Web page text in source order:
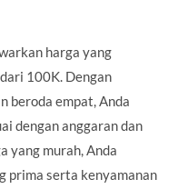
harga yang
100K. Dengan
beroda empat, Anda
dengan anggaran dan
yang murah, Anda
prima serta kenyamanan